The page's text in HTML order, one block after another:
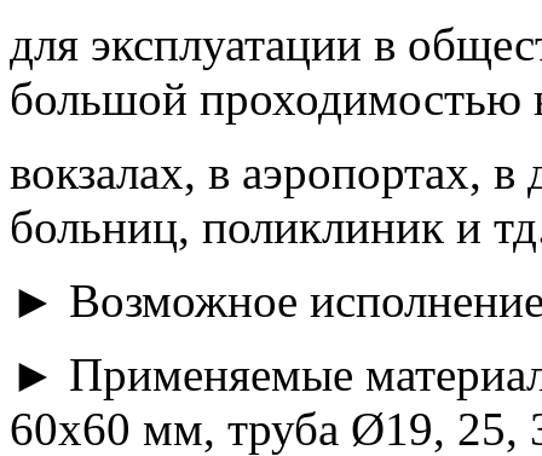
для эксплуатации в
большой проходимостью
вокзалах, в аэропортах,
больниц, поликлиник и
► Возможное
► Применяемые
60х60 мм, труба Ø19, 25,